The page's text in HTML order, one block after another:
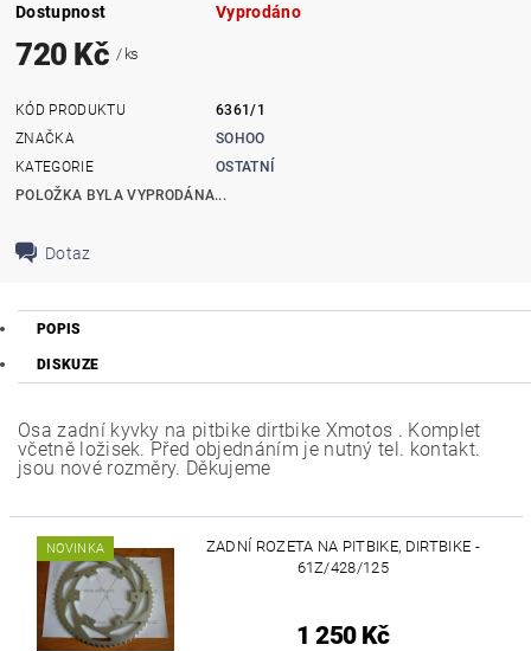
Dostupnost Vyprodáno
720 Kč / ks
KÓD PRODUKTU
6361/1
ZNAČKA
SOHOO
KATEGORIE
OSTATNÍ
POLOŽKA BYLA VYPRODÁNA...
Dotaz
POPIS
DISKUZE
Osa zadní kyvky na pitbike dirtbike Xmotos . Komplet
včetně ložisek. Před objednáním je nutný tel. kontakt.
jsou nové rozměry. Děkujeme
NOVINKA
ZADNÍ ROZETA NA PITBIKE, DIRTBIKE -
61Z/428/125
1 250 Kč